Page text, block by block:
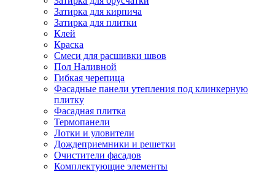
Затирка для кирпича
Затирка для плитки
Клей
Краска
Смеси для расшивки швов
Пол Наливной
Гибкая черепица
Фасадные панели утепления под клинкерную
плитку
Фасадная плитка
Термопанели
Лотки и уловители
Дождеприемники и решетки
Очистители фасадов
Комплектующие элементы